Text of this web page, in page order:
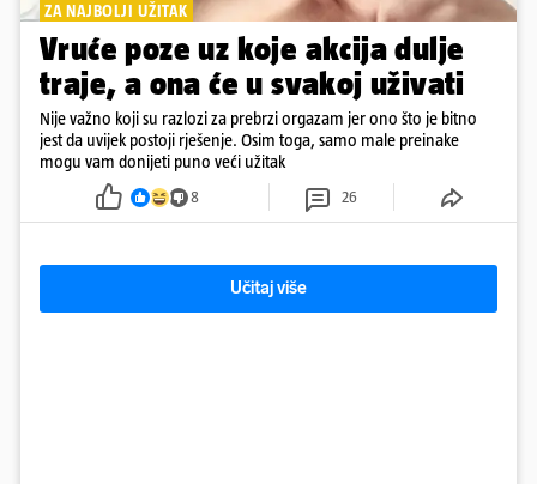
ZA NAJBOLJI UŽITAK
Vruće poze uz koje akcija dulje
traje, a ona će u svakoj uživati
Nije važno koji su razlozi za prebrzi orgazam jer ono što je bitno
jest da uvijek postoji rješenje. Osim toga, samo male preinake
mogu vam donijeti puno veći užitak
8 26
Učitaj više